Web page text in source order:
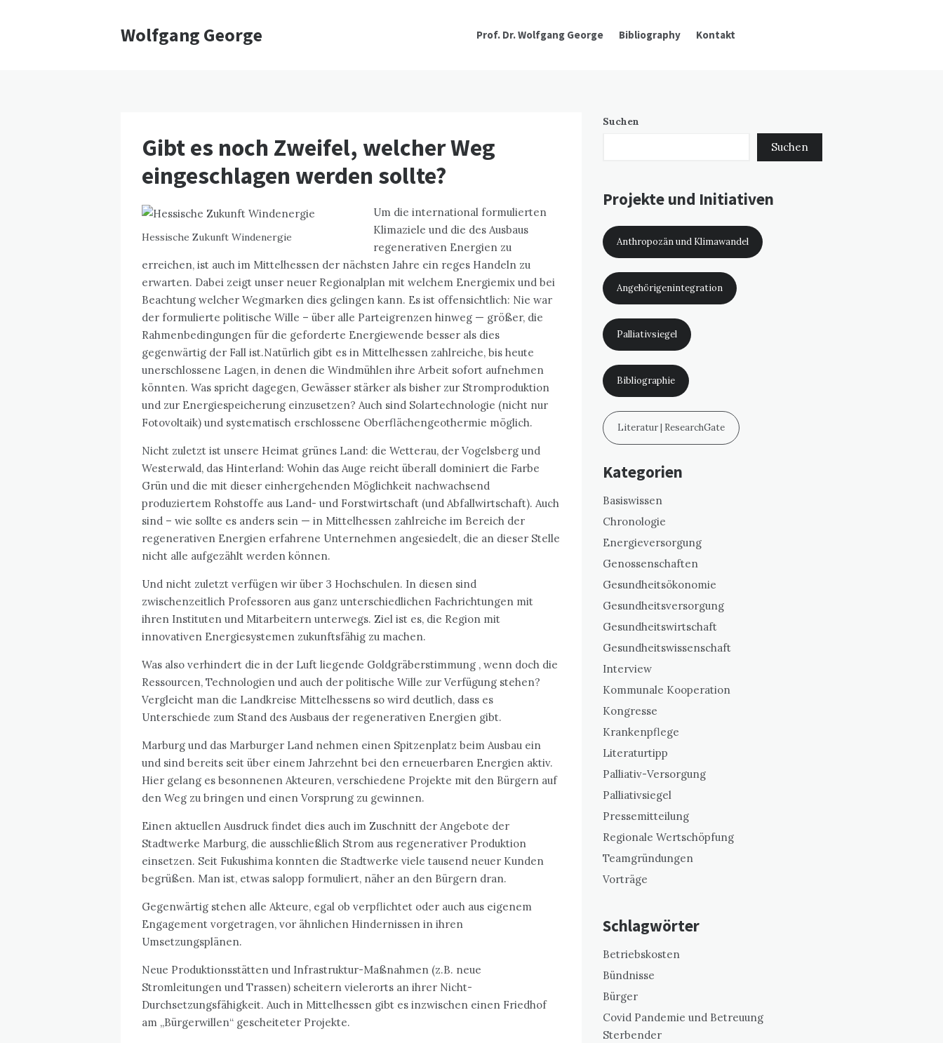
Wolfgang George Prof. Dr. Wolfgang George Bibliography Kontakt
Gibt es noch Zweifel, welcher Weg
eingeschlagen werden sollte?
Hessische Zukunft Windenergie
Um die international formulierten
Klimaziele und die des Ausbaus
regenerativen Energien zu
erreichen, ist auch im Mittelhessen der nächsten Jahre ein reges Handeln zu
erwarten. Dabei zeigt unser neuer Regionalplan mit welchem Energiemix und bei
Beachtung welcher Wegmarken dies gelingen kann. Es ist offensichtlich: Nie war
der formulierte politische Wille – über alle Parteigrenzen hinweg — größer, die
Rahmenbedingungen für die geforderte Energiewende besser als dies
gegenwärtig der Fall ist.Natürlich gibt es in Mittelhessen zahlreiche, bis heute
unerschlossene Lagen, in denen die Windmühlen ihre Arbeit sofort aufnehmen
könnten. Was spricht dagegen, Gewässer stärker als bisher zur Stromproduktion
und zur Energiespeicherung einzusetzen? Auch sind Solartechnologie (nicht nur
Fotovoltaik) und systematisch erschlossene Oberflächengeothermie möglich.
Nicht zuletzt ist unsere Heimat grünes Land: die Wetterau, der Vogelsberg und
Westerwald, das Hinterland: Wohin das Auge reicht überall dominiert die Farbe
Grün und die mit dieser einhergehenden Möglichkeit nachwachsend
produziertem Rohstoffe aus Land- und Forstwirtschaft (und Abfallwirtschaft). Auch
sind – wie sollte es anders sein — in Mittelhessen zahlreiche im Bereich der
regenerativen Energien erfahrene Unternehmen angesiedelt, die an dieser Stelle
nicht alle aufgezählt werden können.
Und nicht zuletzt verfügen wir über 3 Hochschulen. In diesen sind
zwischenzeitlich Professoren aus ganz unterschiedlichen Fachrichtungen mit
ihren Instituten und Mitarbeitern unterwegs. Ziel ist es, die Region mit
innovativen Energiesystemen zukunftsfähig zu machen.
Was also verhindert die in der Luft liegende Goldgräberstimmung , wenn doch die
Ressourcen, Technologien und auch der politische Wille zur Verfügung stehen?
Vergleicht man die Landkreise Mittelhessens so wird deutlich, dass es
Unterschiede zum Stand des Ausbaus der regenerativen Energien gibt.
Marburg und das Marburger Land nehmen einen Spitzenplatz beim Ausbau ein
und sind bereits seit über einem Jahrzehnt bei den erneuerbaren Energien aktiv.
Hier gelang es besonnenen Akteuren, verschiedene Projekte mit den Bürgern auf
den Weg zu bringen und einen Vorsprung zu gewinnen.
Einen aktuellen Ausdruck findet dies auch im Zuschnitt der Angebote der
Stadtwerke Marburg, die ausschließlich Strom aus regenerativer Produktion
einsetzen. Seit Fukushima konnten die Stadtwerke viele tausend neuer Kunden
begrüßen. Man ist, etwas salopp formuliert, näher an den Bürgern dran.
Gegenwärtig stehen alle Akteure, egal ob verpflichtet oder auch aus eigenem
Engagement vorgetragen, vor ähnlichen Hindernissen in ihren
Umsetzungsplänen.
Neue Produktionsstätten und Infrastruktur-Maßnahmen (z.B. neue
Stromleitungen und Trassen) scheitern vielerorts an ihrer Nicht-
Durchsetzungsfähigkeit. Auch in Mittelhessen gibt es inzwischen einen Friedhof
am „Bürgerwillen“ gescheiteter Projekte.
Suchen
Suchen
Projekte und Initiativen
Anthropozän und Klimawandel
Angehörigenintegration
Palliativsiegel
Bibliographie
Literatur | ResearchGate
Kategorien
Basiswissen
Chronologie
Energieversorgung
Genossenschaften
Gesundheitsökonomie
Gesundheitsversorgung
Gesundheitswirtschaft
Gesundheitswissenschaft
Interview
Kommunale Kooperation
Kongresse
Krankenpflege
Literaturtipp
Palliativ-Versorgung
Palliativsiegel
Pressemitteilung
Regionale Wertschöpfung
Teamgründungen
Vorträge
Schlagwörter
Betriebskosten
Bündnisse
Bürger
Covid Pandemie und Betreuung
Sterbender